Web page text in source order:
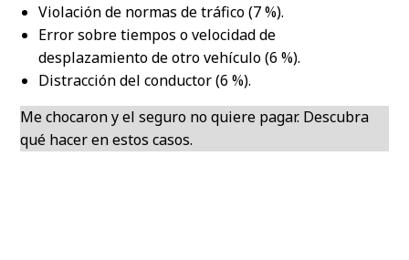
Violación de normas de tráfico (7 %).
Error sobre tiempos o velocidad de
desplazamiento de otro vehículo (6 %).
Distracción del conductor (6 %).
Me chocaron y el seguro no quiere pagar. Descubra
qué hacer en estos casos.